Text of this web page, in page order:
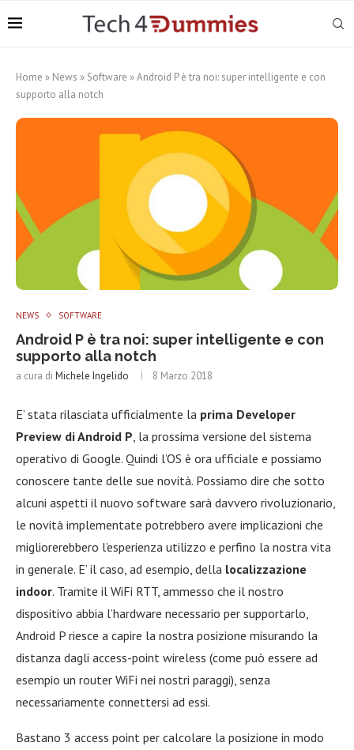
Home » News » Software »Android P è tra noi: super intelligente e con
supporto alla notch
NEWS SOFTWARE
Android P è tra noi: super intelligente e con
supporto alla notch
a cura di Michele Ingelido 8 Marzo 2018
E’ stata rilasciata ufficialmente la prima Developer
Preview di Android P , la prossima versione del sistema
operativo di Google. Quindi l’OS è ora ufficiale e possiamo
conoscere tante delle sue novità. Possiamo dire che sotto
alcuni aspetti il nuovo software sarà davvero rivoluzionario,
le novità implementate potrebbero avere implicazioni che
migliorerebbero l’esperienza utilizzo e perfino la nostra vita
in generale. E’ il caso, ad esempio, della localizzazione
indoor. Tramite il WiFi RTT, ammesso che il nostro
dispositivo abbia l’hardware necessario per supportarlo,
Android P riesce a capire la nostra posizione misurando la
distanza dagli access-point wireless (come può essere ad
esempio un router WiFi nei nostri paraggi), senza
necessariamente connettersi ad essi.
Bastano 3 access point per calcolare la posizione in modo